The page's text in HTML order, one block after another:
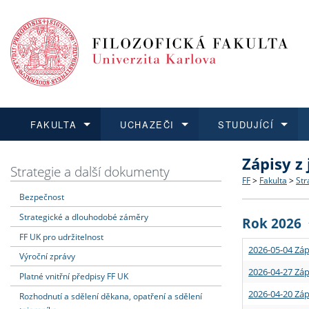
FAKULTA
Dozvědět se více
Struktura
Strategie
Podpora
UCHAZEČI
Podat přihlášku
Co
Učitelské
STUDUJÍCÍ
Dozvědět se více
Rigorózní
Dozvědět se více
O vědě a
Granty a
Dozvědět se více
Aktuální
Strategie a další dokumenty
Bezpečnost
Strategické a dlouhodobé záměry
FF UK pro udržitelnost
Výroční zprávy
Platné vnitřní předpisy FF UK
Rozhodnutí a sdělení děkana, opatření a sdělení
Zápisy
FF > Fakulta >
Rok 2026
2026-05-04
2026-04-27
2026-04-20